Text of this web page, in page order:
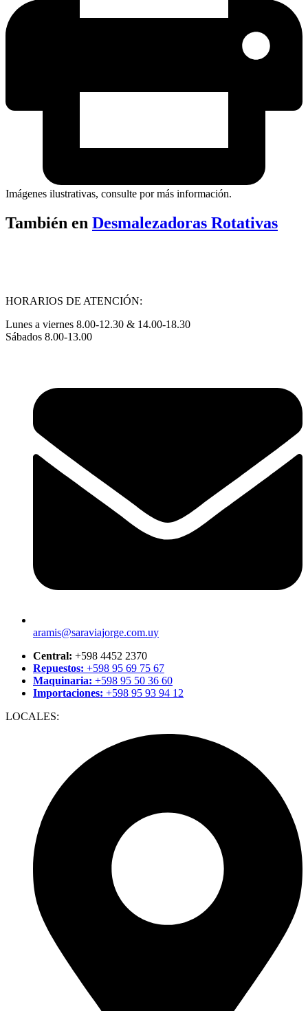
Imágenes ilustrativas, consulte por más información.
También en Desmalezadoras Rotativas
HORARIOS DE ATENCIÓN:
Lunes a viernes 8.00-12.30 & 14.00-18.30
Sábados 8.00-13.00
aramis@saraviajorge.com.uy
Central: +598 4452 2370
Repuestos: +598 95 69 75 67
Maquinaria: +598 95 50 36 60
Importaciones: +598 95 93 94 12
LOCALES: